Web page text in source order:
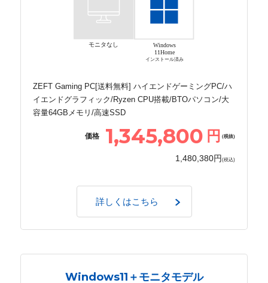
モニタなし
Windows
11Home
インストール済み
ZEFT Gaming PC[送料無料] ハイエンドゲーミングPC/ハ
イエンドグラフィック/Ryzen CPU搭載/BTOパソコン/大
容量64GBメモリ/高速SSD
価格 1,345,800 円 (税抜)
1,480,380円 (税込)
詳しくはこちら
Windows11＋モニタモデル